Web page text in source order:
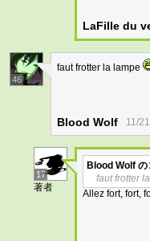
LaFille du
46
faut frotter la lampe
Blood Wolf 11/
17
著者
Blood Wolf の
faut frotter
Allez fort, fort,